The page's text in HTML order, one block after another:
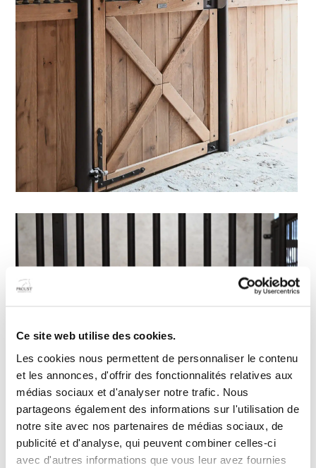
Ce site web utilise des cookies.
Les cookies nous permettent de personnaliser le contenu
et les annonces, d'offrir des fonctionnalités relatives aux
médias sociaux et d'analyser notre trafic. Nous
partageons également des informations sur l'utilisation de
notre site avec nos partenaires de médias sociaux, de
publicité et d'analyse, qui peuvent combiner celles-ci
avec d'autres informations que vous leur avez fournies